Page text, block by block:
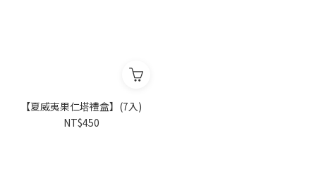
【夏威夷果仁塔禮盒】(7入)
NT$450